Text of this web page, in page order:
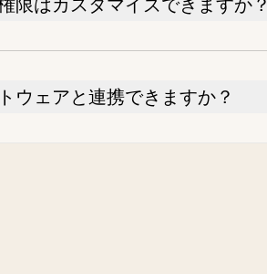
ウェアと連携できますか？